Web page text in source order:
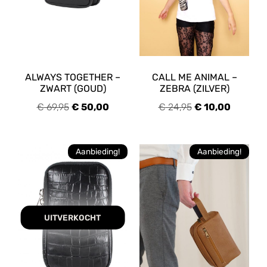
ALWAYS TOGETHER –
ZWART (GOUD)
€69,95 € 50,00
CALL ME ANIMAL –
ZEBRA (ZILVER)
€24,95 € 10,00
Aanbieding!
UITVERKOCHT
Aanbieding!
Metallic groen
Taupe (1)
Wit (5)
Paars (9)
Roze (2)
Zwart (10)
Filter op prijs
FILTER
Prijs:€ 7— € 50